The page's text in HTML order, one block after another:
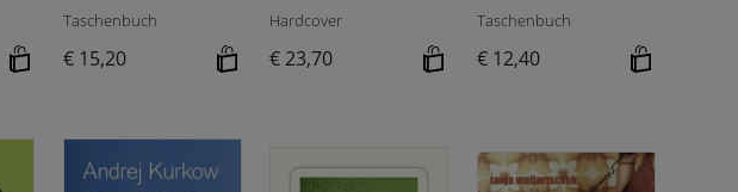
Taschenbuch
€ 15,20
Hardcover
€ 23,70
Taschenbuch
€ 12,40